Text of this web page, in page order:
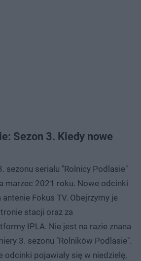
Sezon 3. Kiedy nowe
sezonu serialu "Rolnicy Podlasie"
marzec 2021 roku. Nowe odcinki
Fokus TV. Obejrzymy je
stacji oraz za
IPLA. Nie jest na razie znana
3. sezonu "Rolników Podlasie".
odcinki pojawiały się w niedzielę,